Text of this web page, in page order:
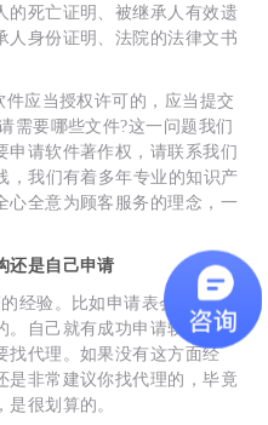
的死亡证明、被继承人有效遗
人身份证明、法院的法律文书
应当授权许可的，应当提交
需要哪些文件?这一问题我们
申请软件著作权，请联系我们
，我们有着多年专业的知识产
心全意为顾客服务的理念，一
是自己申请
验。比如申请表会不会填
。自己就有成功申请软著的经
找代理。如果没有这方面经
是非常建议你找代理的，毕竟
很划算的。